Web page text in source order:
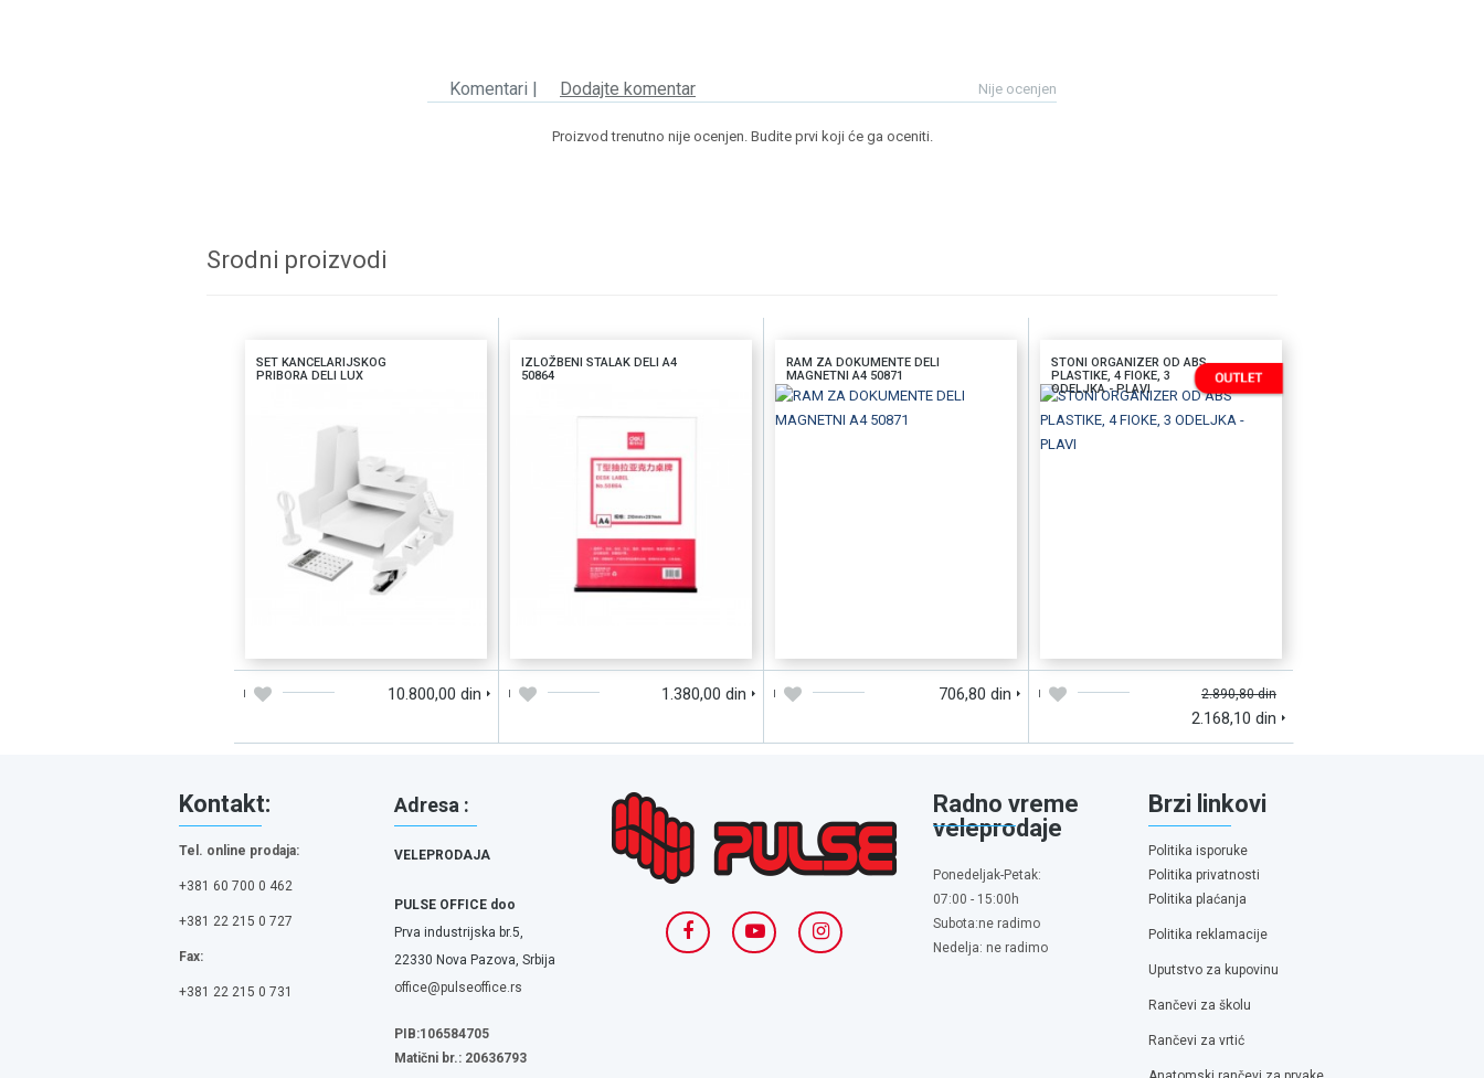
Nije ocenjen
Komentari | Dodajte komentar
Proizvod trenutno nije ocenjen. Budite prvi koji će ga oceniti.
Srodni proizvodi
SET KANCELARIJSKOG
PRIBORA DELI LUX
10.800,00 din
IZLOŽBENI STALAK DELI A4
50864
1.380,00 din
RAM ZA DOKUMENTE DELI
MAGNETNI A4 50871
706,80 din
STONI ORGANIZER OD ABS
PLASTIKE, 4 FIOKE, 3
ODELJKA - PLAVI
2.890,80 din
2.168,10 din
Kontakt:
Tel. online prodaja:
+381 60 700 0 462
+381 22 215 0 727
Fax:
+381 22 215 0 731
Adresa :
VELEPRODAJA
PULSE OFFICE doo
Prva industrijska br.5,
22330 Nova Pazova, Srbija
office@pulseoffice.rs
PIB:106584705
Matični br.: 20636793
Radno vreme
veleprodaje
Ponedeljak-Petak:
07:00 - 15:00h
Subota:ne radimo
Nedelja: ne radimo
Brzi linkovi
Politika isporuke
Politika privatnosti
Politika plaćanja
Politika reklamacije
Uputstvo za kupovinu
Rančevi za školu
Rančevi za vrtić